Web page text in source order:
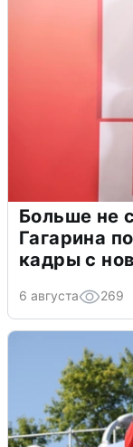
Больше не
Гагарина
кадры с
6 августа 269